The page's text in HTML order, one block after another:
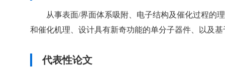
从事表面/界面体系吸附、电子结构及催化过程的
和催化机理、设计具有新奇功能的单分子器件、以及
代表性论文